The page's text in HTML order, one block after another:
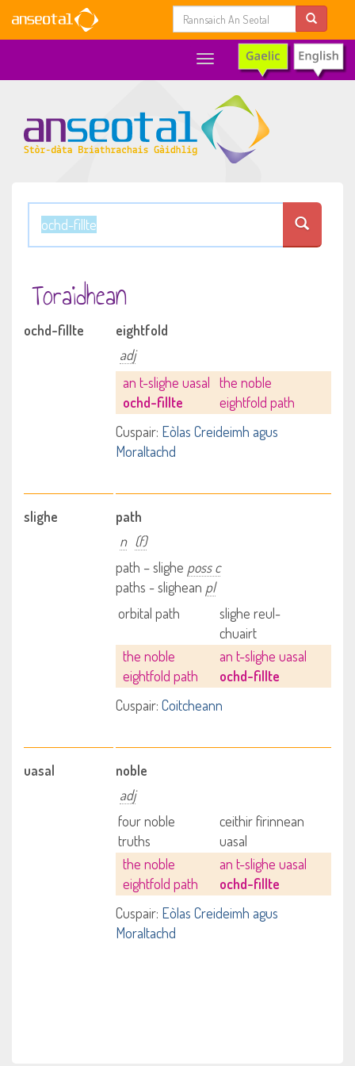
Toggle
navigation
Toraidhean
ochd-fillte
eightfold
adj
an t-slighe uasal
ochd-fillte
the noble
eightfold path
Cuspair: Eòlas Creideimh agus
Moraltachd
slighe
path
n (f)
path – slighe poss c
paths - slighean pl
orbital path
slighe reul-
chuairt
the noble
eightfold path
an t-slighe uasal
ochd-fillte
Cuspair: Coitcheann
uasal
noble
adj
four noble
truths
ceithir fìrinnean
uasal
the noble
eightfold path
an t-slighe uasal
ochd-fillte
Cuspair: Eòlas Creideimh agus
Moraltachd